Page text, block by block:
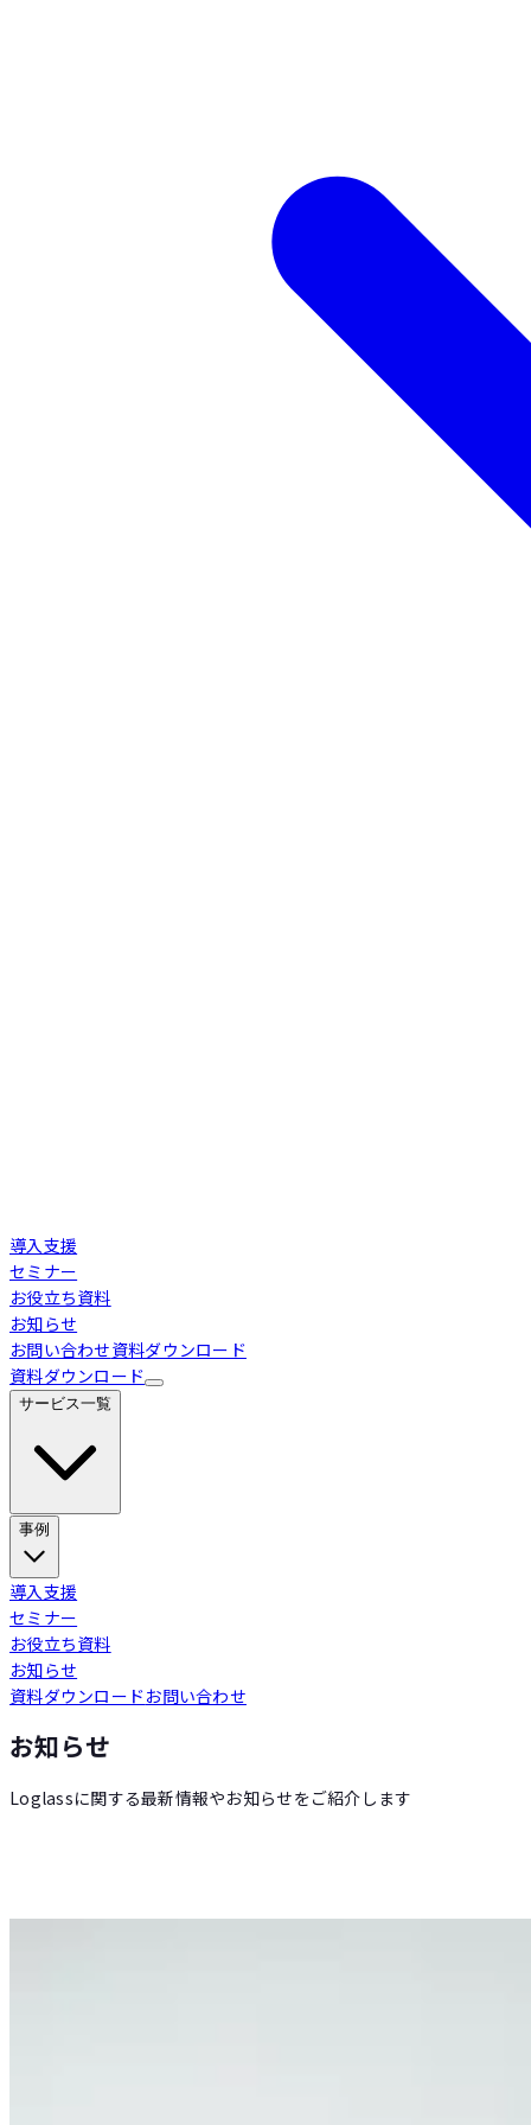
導入支援
セミナー
お役立ち資料
お知らせ
お問い合わせ資料ダウンロード
資料ダウンロード
サービス一覧
Loglass 経営管理
Loglass 人員計画
Loglass 設備投資計画
事例
導入事例
導入支援
セミナー
お役立ち資料
お知らせ
資料ダウンロードお問い合わせ
お知らせ
Loglassに関する最新情報やお知らせをご紹介します